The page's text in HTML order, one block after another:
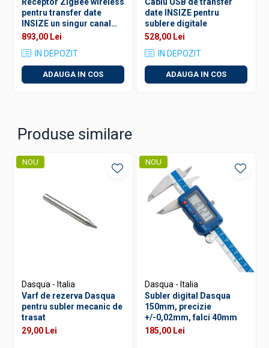
Oprire automata pentru economisirea bateriei
Compatibil cu accesorii optionale:
Cablu de dateINSIZE 7302-21
Transmitator wirelessINSIZE 7315-21
pentru transfer date
INSIZE un singur canal
USB
893,00 Lei
IN DEPOZIT
ADAUGA IN COS
date INSIZE pentru
sublere digitale
528,00 Lei
IN DEPOZIT
ADAUGA IN COS
Produse similare
NOU
Dasqua - Italia
Varf de rezerva Dasqua
pentru subler mecanic de
trasat
29,00 Lei
NOU
Dasqua - Italia
Subler digital Dasqua
150mm, precizie
+/-0,02mm, falci 40mm
185,00 Lei